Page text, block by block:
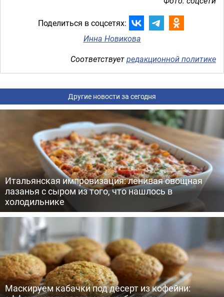
Поделиться в соцсетях:
Инна Новикова
Соответствуетредакционной политике
Другие новости за сегодня
Итальянская импровизация: ленивая овощная
лазанья с сыром из того, что нашлось в
холодильнике
Маскируем кабачки под десерт из кофейни: